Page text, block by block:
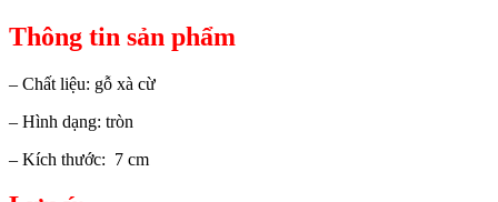
Thông tin sản phẩm
– Chất liệu: gỗ xà cừ
– Hình dạng: tròn
– Kích thước: 7 cm